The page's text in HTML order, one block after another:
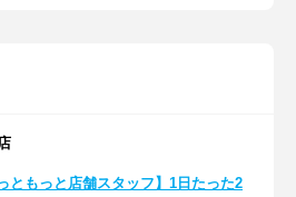
っともっと店舗スタッフ】1日たった2